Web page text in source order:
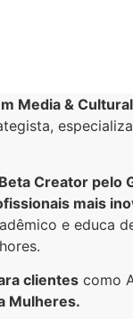
Media &
Creator pelo
mais
e educa
clientescomo
Mulheres.